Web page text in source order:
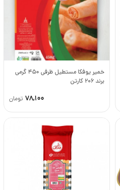
خمیر یوفکا مستطیل ظرفی 450 گرمی
برند 206 کارتن
78,100 تومان